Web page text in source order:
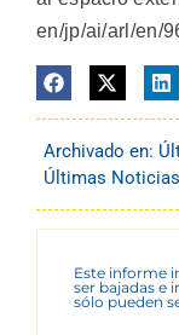
en/jp/ai/arl/en/
Archivado en:
Últimas Noticias
Este informe
ser bajadas e
sólo pueden